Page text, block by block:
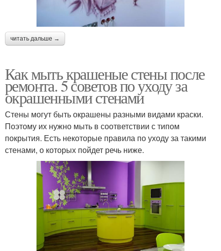
читать дальше →
Как мыть крашеные стены после
ремонта. 5 советов по уходу за
окрашенными стенами
Стены могут быть окрашены разными видами краски.
Поэтому их нужно мыть в соответствии с типом
покрытия. Есть некоторые правила по уходу за такими
стенами, о которых пойдет речь ниже.